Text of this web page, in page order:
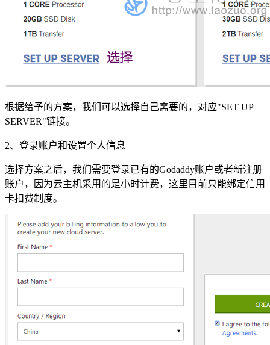
根据给予的方案，我们可以选择自己需要的，对应"SET UP
SERVER"链接。
2、登录账户和设置个人信息
选择方案之后，我们需要登录已有的Godaddy账户或者新注册
账户，因为云主机采用的是小时计费，这里目前只能绑定信用
卡扣费制度。